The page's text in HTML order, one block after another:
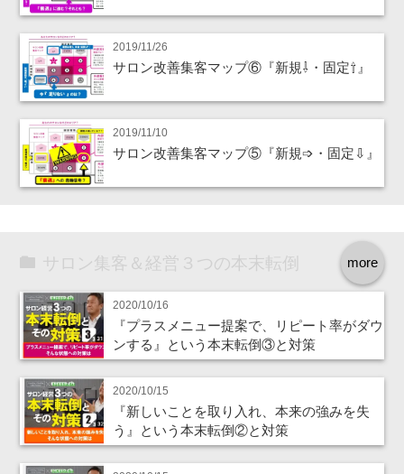
2019/11/26
サロン改善集客マップ⑥『新規⇩・固定⇧』
2019/11/10
サロン改善集客マップ⑤『新規➩・固定⇩』
more
サロン集客＆経営３つの本末転倒
2020/10/16
『プラスメニュー提案で、リピート率がダウ
ンする』という本末転倒③と対策
2020/10/15
『新しいことを取り入れ、本来の強みを失
う』という本末転倒②と対策